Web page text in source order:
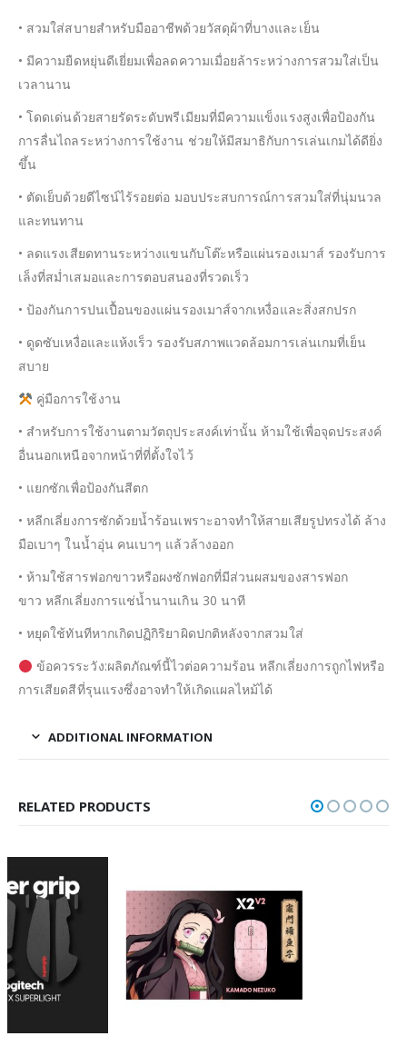
• สวมใส่สบายสำหรับมืออาชีพด้วยวัสดุผ้าที่บางและเย็น
• มีความยืดหยุ่นดีเยี่ยมเพื่อลดความเมื่อยล้าระหว่างการสวมใส่เป็น
เวลานาน
• โดดเด่นด้วยสายรัดระดับพรีเมียมที่มีความแข็งแรงสูงเพื่อป้องกัน
การลื่นไถลระหว่างการใช้งาน ช่วยให้มีสมาธิกับการเล่นเกมได้ดียิ่ง
ขึ้น
• ตัดเย็บด้วยดีไซน์ไร้รอยต่อ มอบประสบการณ์การสวมใส่ที่นุ่มนวล
และทนทาน
• ลดแรงเสียดทานระหว่างแขนกับโต๊ะหรือแผ่นรองเมาส์ รองรับการ
เล็งที่สม่ำเสมอและการตอบสนองที่รวดเร็ว
• ป้องกันการปนเปื้อนของแผ่นรองเมาส์จากเหงื่อและสิ่งสกปรก
• ดูดซับเหงื่อและแห้งเร็ว รองรับสภาพแวดล้อมการเล่นเกมที่เย็น
สบาย
คู่มือการใช้งาน
• สำหรับการใช้งานตามวัตถุประสงค์เท่านั้น ห้ามใช้เพื่อจุดประสงค์
อื่นนอกเหนือจากหน้าที่ที่ตั้งใจไว้
• แยกซักเพื่อป้องกันสีตก
• หลีกเลี่ยงการซักด้วยน้ำร้อนเพราะอาจทำให้สายเสียรูปทรงได้ ล้าง
มือเบาๆ ในน้ำอุ่น คนเบาๆ แล้วล้างออก
• ห้ามใช้สารฟอกขาวหรือผงซักฟอกที่มีส่วนผสมของสารฟอก
ขาว หลีกเลี่ยงการแช่น้ำนานเกิน 30 นาที
• หยุดใช้ทันทีหากเกิดปฏิกิริยาผิดปกติหลังจากสวมใส่
ข้อควรระวัง:ผลิตภัณฑ์นี้ไวต่อความร้อน หลีกเลี่ยงการถูกไฟหรือ
การเสียดสีที่รุนแรงซึ่งอาจทำให้เกิดแผลไหม้ได้
ADDITIONAL INFORMATION
RELATED PRODUCTS